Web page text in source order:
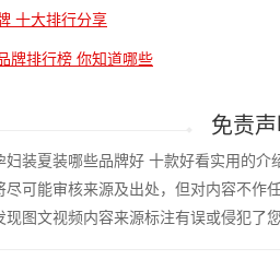
十大排行分享
牌排行榜 你知道哪些
免责
妇装夏装哪些品牌好 十款好看实用的
尽可能审核来源及出处，但对内容不作
现图文视频内容来源标注有误或侵犯了